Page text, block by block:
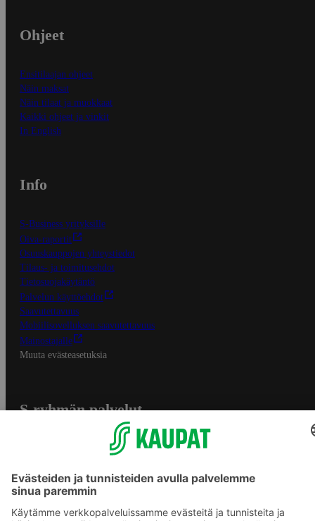
Ohjeet
Ensitilaajan ohjeet
Näin maksat
Näin tilaat ja muokkaat
Kaikki ohjeet ja vinkit
In English
Info
S-Business yrityksille
Oiva-raportit
Osuuskauppojen yhteystiedot
Tilaus- ja toimitusehdot
Tietosuojakäytäntö
Palvelun käyttöehdot
Saavutettavuus
Mobiilisovelluksen saavutettavuus
Mainostajalle
Muuta evästeasetuksia
S-ryhmän palvelut
Yhteishyvä Ruoka -sovellus
S-ostoslista -sovellus
Prisma.fi